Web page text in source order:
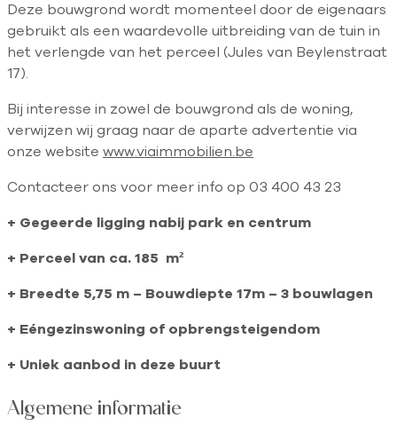
Deze bouwgrond wordt momenteel door de eigenaars
gebruikt als een waardevolle uitbreiding van de tuin in
het verlengde van het perceel (Jules van Beylenstraat
17).
Bij interesse in zowel de bouwgrond als de woning,
verwijzen wij graag naar de aparte advertentie via
onze website www.viaimmobilien.be
Contacteer ons voor meer info op 03 400 43 23
+ Gegeerde ligging nabij park en centrum
+ Perceel van ca. 185 m²
+ Breedte 5,75 m – Bouwdiepte 17m – 3 bouwlagen
+ Eéngezinswoning of opbrengsteigendom
+ Uniek aanbod in deze buurt
Algemene informatie